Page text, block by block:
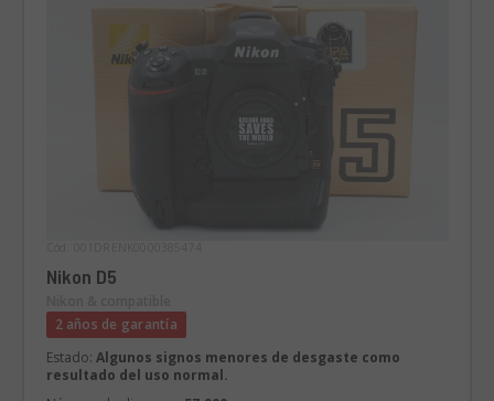
Nikon D5
2 años de garantía
Estado: Algunos signos menores de desgaste como
resultado del uso normal.